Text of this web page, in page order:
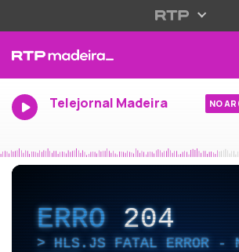
Telejornal Madeira NO AR
ERRO204
HLS.JS FATAL ERROR -